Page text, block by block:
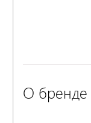
О бренде